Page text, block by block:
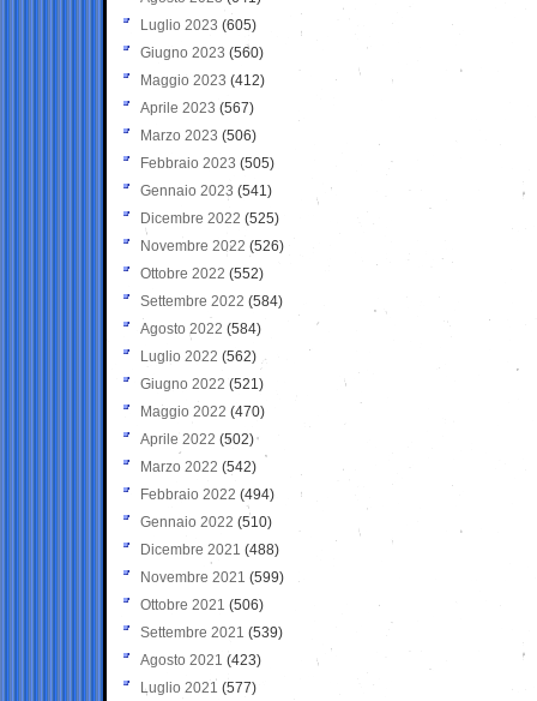
Luglio 2023 (605)
Giugno 2023 (560)
Maggio 2023 (412)
Aprile 2023 (567)
Marzo 2023 (506)
Febbraio 2023 (505)
Gennaio 2023 (541)
Dicembre 2022 (525)
Novembre 2022 (526)
Ottobre 2022 (552)
Settembre 2022 (584)
Agosto 2022 (584)
Luglio 2022 (562)
Giugno 2022 (521)
Maggio 2022 (470)
Aprile 2022 (502)
Marzo 2022 (542)
Febbraio 2022 (494)
Gennaio 2022 (510)
Dicembre 2021 (488)
Novembre 2021 (599)
Ottobre 2021 (506)
Settembre 2021 (539)
Agosto 2021 (423)
Luglio 2021 (577)